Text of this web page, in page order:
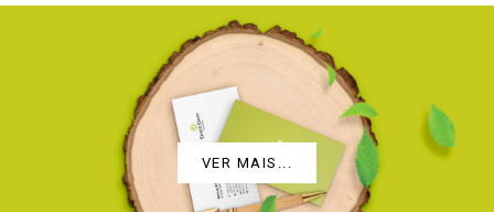
ENVIRO CLEAN
VER MAIS...